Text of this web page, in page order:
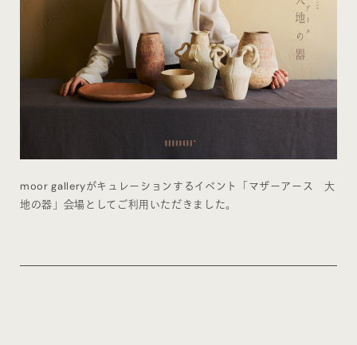
moor galleryがキュレーションするイベント「マザーアース 大
地の器」会場としてご利用いただきました。